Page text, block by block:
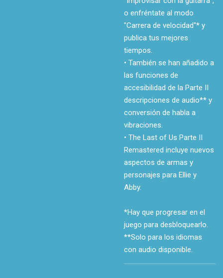
o enfréntate al modo
"Carrera de velocidad"* y
publica tus mejores
tiempos.
• También se han añadido a
las funciones de
accesibilidad de la Parte II
descripciones de audio** y
conversión de habla a
vibraciones.
• The Last of Us Parte II
Remastered incluye nuevos
aspectos de armas y
personajes para Ellie y
Abby.
*Hay que progresar en el
juego para desbloquearlo.
**Solo para los idiomas
con audio disponible.